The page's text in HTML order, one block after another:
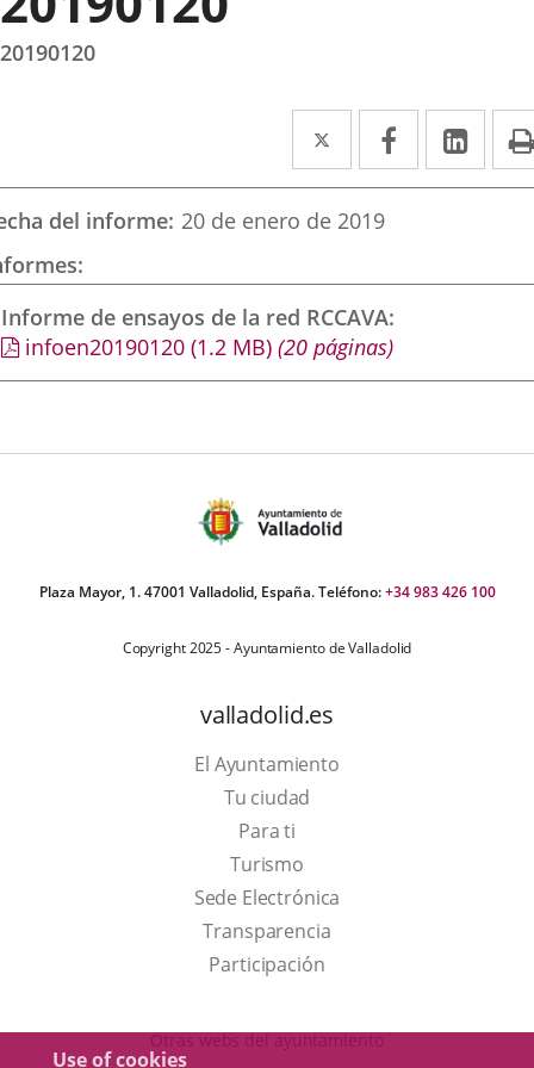
Use of cookies
20190120
Twitter
Enlace
a
una
externa.
Facebook
Enlace
a
externa.
a
del informe 20 de enero de 2019
Informe de ensayos de la red RCCAVA
infoen20190120 (1.2 MB) (20 páginas)
Plaza Mayor, 1. 47001 Valladolid, España. Teléfono:+34 983 426 100
Copyright 2025 - Ayuntamiento de Valladolid
valladolid.es
El Ayuntamiento
Tu ciudad
Para ti
TurismoThis
link
will
open
a
Sede Electrónica
Transparencia
Participación
Otras webs del ayuntamiento